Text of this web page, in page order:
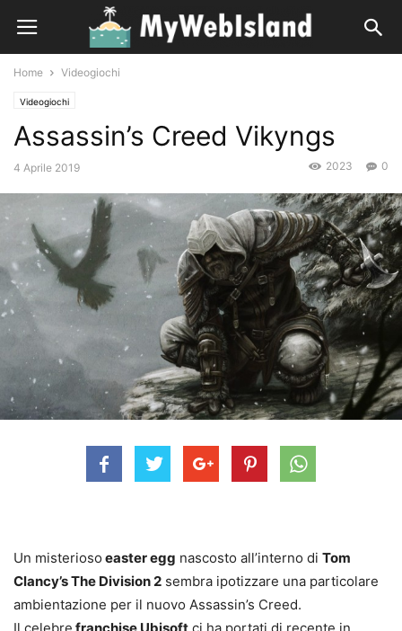
Home Videogiochi
Videogiochi
Assassin’s Creed Vikyngs
4 Aprile 2019 0
2023
Un misterioso easter egg nascosto all’interno di Tom
Clancy’s The Division 2 sembra ipotizzare una particolare
ambientazione per il nuovo Assassin’s Creed.